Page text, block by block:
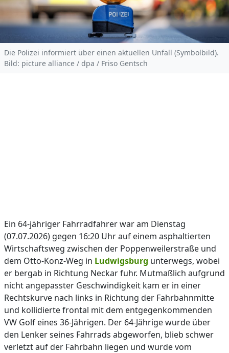
Die Polizei informiert über einen aktuellen Unfall (Symbolbild).
Bild: picture alliance / dpa / Friso Gentsch
Ein 64-jähriger Fahrradfahrer war am Dienstag
(07.07.2026) gegen 16:20 Uhr auf einem asphaltierten
Wirtschaftsweg zwischen der Poppenweilerstraße und
dem Otto-Konz-Weg in Ludwigsburg unterwegs, wobei
er bergab in Richtung Neckar fuhr. Mutmaßlich aufgrund
nicht angepasster Geschwindigkeit kam er in einer
Rechtskurve nach links in Richtung der Fahrbahnmitte
und kollidierte frontal mit dem entgegenkommenden
VW Golf eines 36-Jährigen. Der 64-Jährige wurde über
den Lenker seines Fahrrads abgeworfen, blieb schwer
verletzt auf der Fahrbahn liegen und wurde vom